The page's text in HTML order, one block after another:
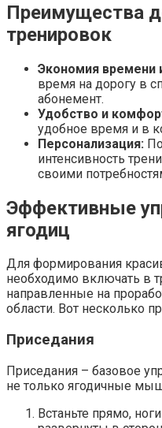
Преимущества
тренировок
Экономия времени
время на дорогу в
абонемент.
Удобство и
удобное время и в
Персонализация:
интенсивность
своими
Эффективные
ягодиц
Для формирования
необходимо включать в
направленные на
области. Вот несколько
Приседания
Приседания – базовое
не только ягодичные
Встаньте прямо,